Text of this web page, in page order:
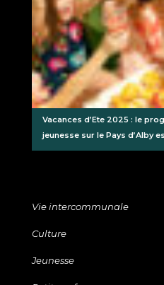
Vacances d’Ete 2025 : le
jeunesse sur le Pays d’Alby
Vie intercommunale
Culture
Jeunesse